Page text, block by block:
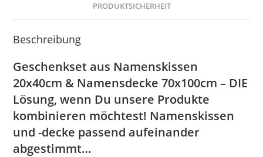
PRODUKTSICHERHEIT
Beschreibung
Geschenkset aus Namenskissen
20x40cm & Namensdecke 70x100cm – DIE
Lösung, wenn Du unsere Produkte
kombinieren möchtest! Namenskissen
und -decke passend aufeinander
abgestimmt…